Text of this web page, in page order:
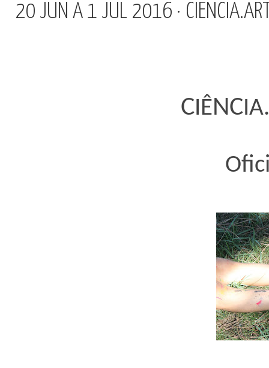
20 JUN A 1 JUL 2016 ·
CIÊNCIA.